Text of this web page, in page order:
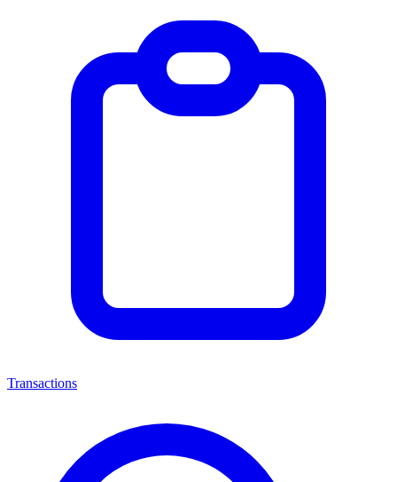
Transactions